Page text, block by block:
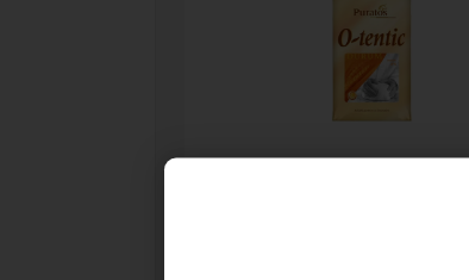
源自酸麵種的活性麵包成分。富
焦香地中海風昧，烘製成的麵包